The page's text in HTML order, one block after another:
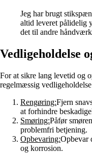
Jeg har brugt
altid leveret pålidelig
det til andre
Vedligeholdelse
For at sikre lang levetid og
regelmæssig
Rengøring:Fjern
at forhindre
Smøring:Påfør
problemfri betjening.
Opbevaring:Opbevar
og korrosion.